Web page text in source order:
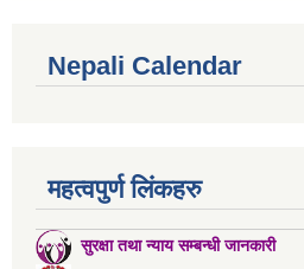
Nepali Calendar
महत्वपुर्ण लिंकहरु
सुरक्षा तथा न्याय सम्बन्धी जानकारी